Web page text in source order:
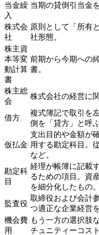
当金繰
入
当期の貸倒引当金
株式会
社
原則として「所有
社形態。
株主資
本等変
動計算
書
前期から今期への
書。
株主総
会
株式会社の経営に
借方
複式簿記で取引を
側を「貸方」と呼ぶ
仮払金
支出目的や金額が
用する勘定科目。
など。
勘定科
目
経理が帳簿に記載
るための項目。資
を細分化したもの。
監査役
取締役および会計
つ適正な企業経営
機会費
用
もう一方の選択肢
チュニティーコス